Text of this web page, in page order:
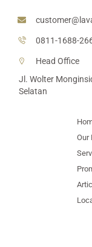
0811-1688-
Head Office
Jl. Wolter
Selatan
Our